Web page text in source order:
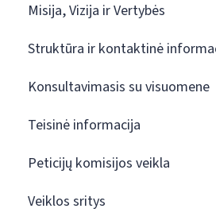
Misija, Vizija ir Vertybės
Struktūra ir kontaktinė
Konsultavimasis su visuomene
Teisinė informacija
Peticijų komisijos veikla
Veiklos sritys